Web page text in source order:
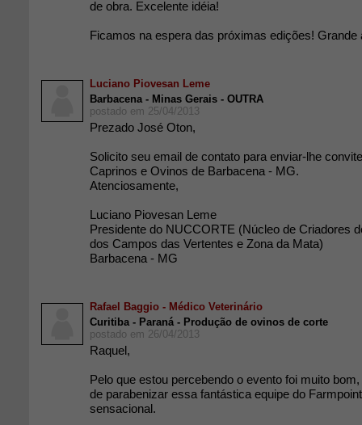
de obra. Excelente idéia!
Ficamos na espera das próximas edições! Grande
Luciano Piovesan Leme
Barbacena - Minas Gerais - OUTRA
postado em 25/04/2013
Prezado José Oton,
Solicito seu email de contato para enviar-lhe
Caprinos e Ovinos de Barbacena - MG.
Atenciosamente,
Luciano Piovesan Leme
Presidente do NUCCORTE (Núcleo de Criadores
dos Campos das Vertentes e Zona da Mata)
Barbacena - MG
Rafael Baggio - Médico Veterinário
Curitiba - Paraná - Produção de ovinos de corte
postado em 26/04/2013
Raquel,
Pelo que estou percebendo o evento foi muito
de parabenizar essa fantástica equipe do
sensacional.